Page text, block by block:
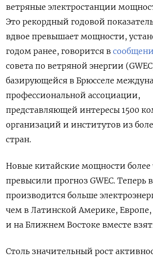
ветряные электростанции
Это рекордный годовой
вдвое превышает мощности,
годом ранее, говорится в
совета по ветряной энергии
базирующейся в Брюсселе
профессиональной ассоциации,
представляющей интересы 1500
организаций и институтов из
стран.
Новые китайские мощности более
превысили прогноз GWEC. Теперь
производится больше
чем в Латинской Америке,
и на Ближнем Востоке вместе
Столь значительный рост